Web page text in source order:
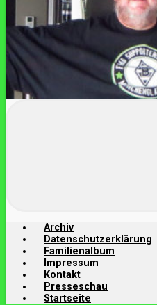
Archiv
Datenschutzerklärung
Familienalbum
Impressum
Kontakt
Presseschau
Startseite